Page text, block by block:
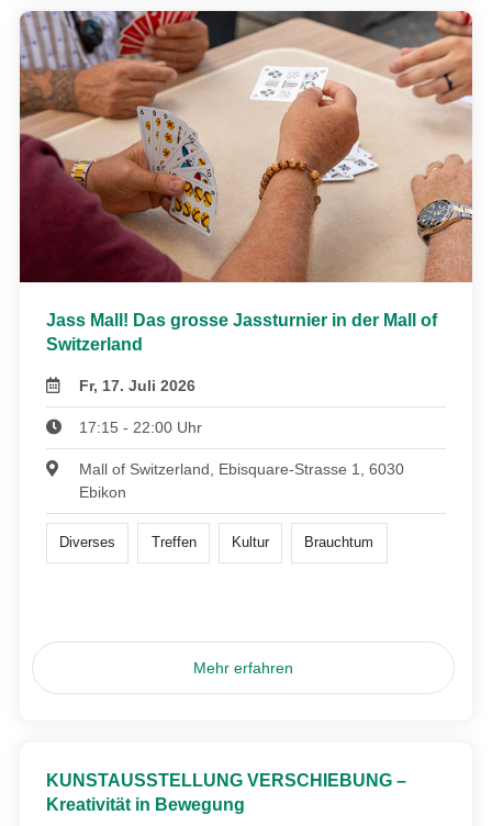
Jass Mall! Das grosse Jassturnier in der Mall of
Switzerland
Fr, 17. Juli 2026
17:15 - 22:00 Uhr
Mall of Switzerland, Ebisquare-Strasse 1, 6030
Ebikon
Diverses Treffen Kultur Brauchtum
Mehr erfahren
KUNSTAUSSTELLUNG VERSCHIEBUNG –
Kreativität in Bewegung